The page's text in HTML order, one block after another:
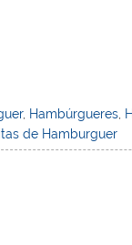
, Hambúrgueres,
de Hamburguer